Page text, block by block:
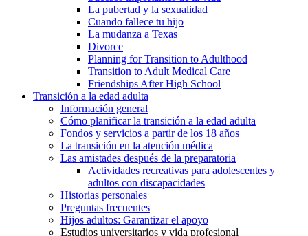
La pubertad y la sexualidad
Cuando fallece tu hijo
La mudanza a Texas
Divorce
Planning for Transition to Adulthood
Transition to Adult Medical Care
Friendships After High School
Transición a la edad adulta
Información general
Cómo planificar la transición a la edad adulta
Fondos y servicios a partir de los 18 años
La transición en la atención médica
Las amistades después de la preparatoria
Actividades recreativas para adolescentes y
adultos con discapacidades
Historias personales
Preguntas frecuentes
Hijos adultos: Garantizar el apoyo
Estudios universitarios y vida profesional